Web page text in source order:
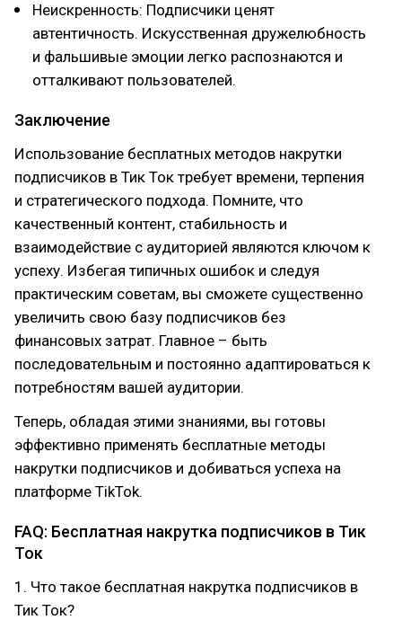
Неискренность: Подписчики ценят
автентичность. Искусственная дружелюбность
и фальшивые эмоции легко распознаются и
отталкивают пользователей.
Заключение
Использование бесплатных методов накрутки
подписчиков в Тик Ток требует времени, терпения
и стратегического подхода. Помните, что
качественный контент, стабильность и
взаимодействие с аудиторией являются ключом к
успеху. Избегая типичных ошибок и следуя
практическим советам, вы сможете существенно
увеличить свою базу подписчиков без
финансовых затрат. Главное – быть
последовательным и постоянно адаптироваться к
потребностям вашей аудитории.
Теперь, обладая этими знаниями, вы готовы
эффективно применять бесплатные методы
накрутки подписчиков и добиваться успеха на
платформе TikTok.
FAQ: Бесплатная накрутка подписчиков в Тик
Ток
1. Что такое бесплатная накрутка подписчиков в
Тик Ток?